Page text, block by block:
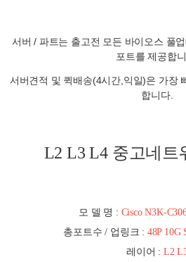
서버 / 파트는 출고전 모든 바이오스 풀
포트를 제공합니
서버견적 및 퀵배송(4시간,익일)은 가장
합니다.
L2 L3 L4 중고네트
모 델 명 : Cisco N3K-
총포트수 / 업링크 : 48P 10G
레이어 : L2